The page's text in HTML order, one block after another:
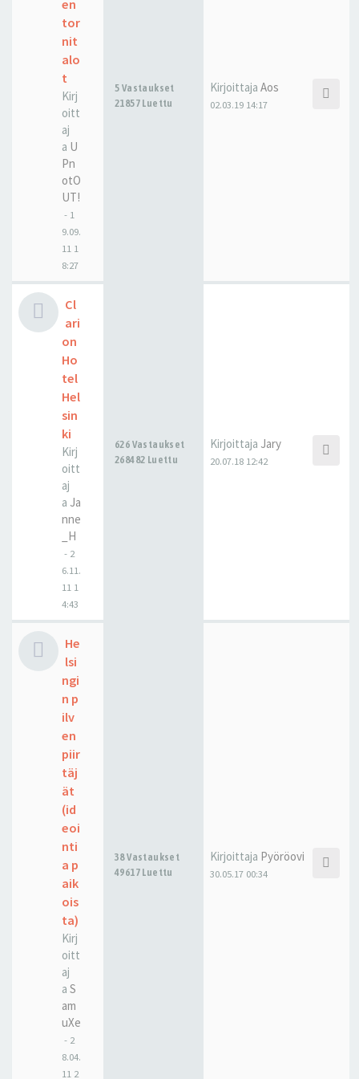
en
tor
nit
alo
t
Kirj
oitt
aj
a U
Pn
otO
UT!
- 1
9.09.
11 1
8:27
5 Vastaukset
21857 Luettu
Kirjoittaja Aos
02.03.19 14:17
Cl
ari
on
Ho
tel
Hel
sin
ki
Kirj
oitt
aj
a Ja
nne
_H
- 2
6.11.
11 1
4:43
626 Vastaukset
268482 Luettu
Kirjoittaja Jary
20.07.18 12:42
He
lsi
ngi
n p
ilv
en
piir
täj
ät
(id
eoi
nti
a p
aik
ois
ta)
Kirj
oitt
aj
a S
am
uXe
- 2
8.04.
11 2
38 Vastaukset
49617 Luettu
Kirjoittaja Pyöröovi
30.05.17 00:34